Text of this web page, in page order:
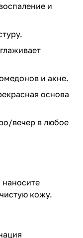
и
и акне.
основа
вечер в любое
кожу.